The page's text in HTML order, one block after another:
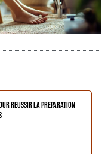
reussir la preparation